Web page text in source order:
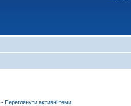
• Переглянути активні теми